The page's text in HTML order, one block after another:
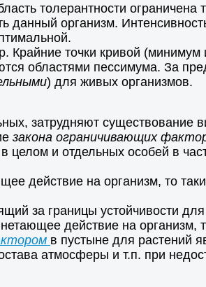
толерантности
данный организм.
Крайние точки кривой (минимум
областями пессимума. За
) для живых организмов.
затрудняют существование
закона ограничивающих
и отдельных особей в
действие на организм, то
за границы устойчивости для
действие на организм,
в пустыне для растений
атмосферы и т.п. при